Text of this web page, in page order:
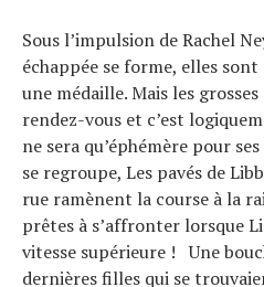
Sous l’impulsion de Rachel
échappée se forme, elles
une médaille. Mais les
rendez-vous et c’est
ne sera qu’éphémère pour
se regroupe, Les pavés de
rue ramènent la course à la
prêtes à s’affronter lorsque
vitesse supérieure ! Une
dernières filles qui se